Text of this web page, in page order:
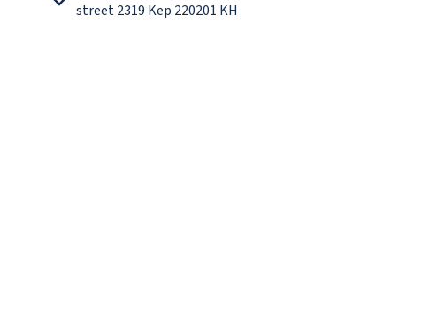
street 2319 Kep 220201 KH